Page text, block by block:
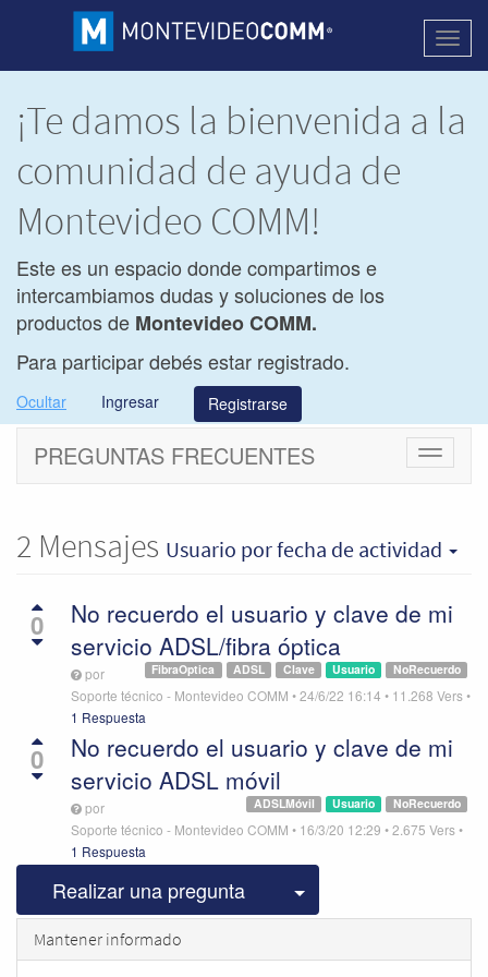
¡Te damos la bienvenida a la
comunidad de ayuda de
Montevideo COMM!
Este es un espacio donde compartimos e
intercambiamos dudas y soluciones de los
productos de Montevideo COMM.
Para participar debés estar registrado.
Ocultar Ingresar Registrarse
Cambiar
PREGUNTAS FRECUENTES
2 Mensajes Usuario por fecha de actividad
0
No recuerdo el usuario y clave de mi
servicio ADSL/fibra óptica
NoRecuerdo
Usuario
Clave
ADSL
FibraOptica
por
Soporte técnico - Montevideo COMM •24/6/22 16:14 • 11.268 Vers•
1 Respuesta
0
No recuerdo el usuario y clave de mi
servicio ADSL móvil
NoRecuerdo
Usuario
ADSLMóvil
por
Soporte técnico - Montevideo COMM • 16/3/20 12:29 •2.675 Vers•
1 Respuesta
Realizar una pregunta Seleccionar
Mantener informado